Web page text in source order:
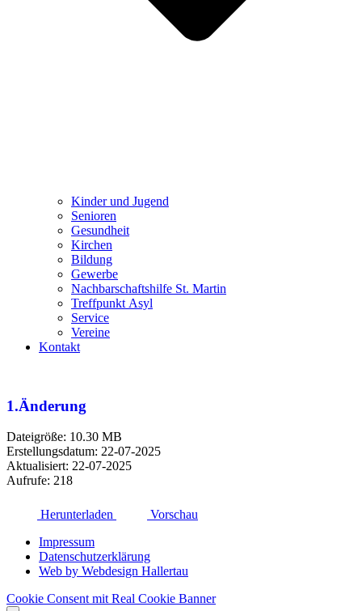
Kinder und Jugend
Senioren
Gesundheit
Kirchen
Bildung
Gewerbe
Nachbarschaftshilfe St. Martin
Treffpunkt Asyl
Service
Vereine
Kontakt
1.Änderung
Dateigröße: 10.30 MB
Erstellungsdatum: 22-07-2025
Aktualisiert: 22-07-2025
Aufrufe: 218
Herunterladen
Vorschau
Impressum
Datenschutzerklärung
Web by Webdesign Hallertau
Cookie Consent mit Real Cookie Banner